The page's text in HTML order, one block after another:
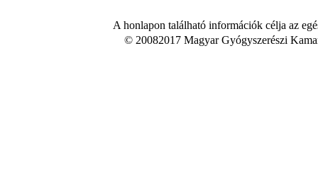
A honlapon található információk célja az
© 20082017 Magyar Gyógyszerészi